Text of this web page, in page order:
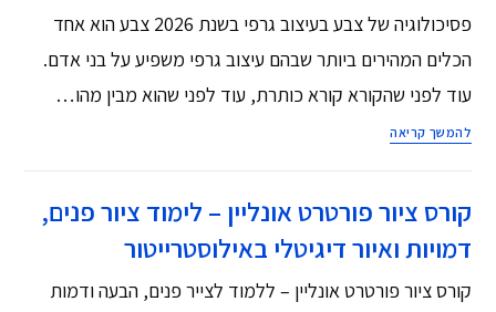
פסיכולוגיה של צבע בעיצוב גרפי בשנת 2026 צבע הוא אחד
הכלים המהירים ביותר שבהם עיצוב גרפי משפיע על בני אדם.
עוד לפני שהקורא קורא כותרת, עוד לפני שהוא מבין מהו…
להמשך קריאה
קורס ציור פורטרט אונליין – לימוד ציור פנים,
דמויות ואיור דיגיטלי באילוסטרייטור
קורס ציור פורטרט אונליין – ללמוד לצייר פנים, הבעה ודמות